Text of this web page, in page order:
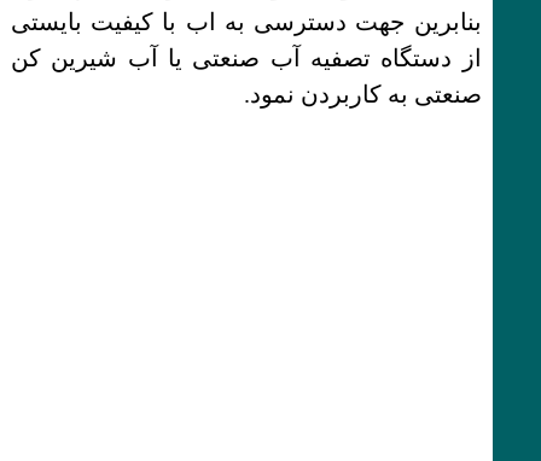
بنابرین جهت دسترسی به اب با کیفیت بایستی
از دستگاه تصفیه آب صنعتی یا آب شیرین کن
صنعتی به کاربردن نمود.